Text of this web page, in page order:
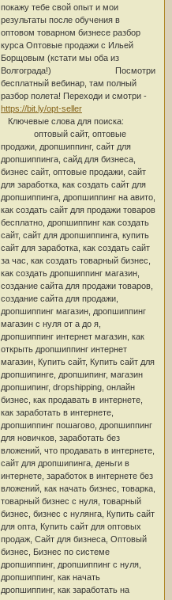
покажу тебе свой опыт и мои
результаты после обучения в
оптовом товарном бизнесе разбор
курса Оптовые продажи с Ильей
Борщовым (кстати мы оба из
Волгограда!) Посмотри
бесплатный вебинар, там полный
разбор полета! Переходи и смотри -
https://bit.ly/opt-seller
Ключевые слова для поиска:
оптовый сайт, оптовые
продажи, дропшиппинг, сайт для
дропшиппинга, сайд для бизнеса,
бизнес сайт, оптовые продажи, сайт
для заработка, как создать сайт для
дропшиппинга, дропшиппинг на авито,
как создать сайт для продажи товаров
бесплатно, дропшиппинг как создать
сайт, сайт для дропшиппинга, купить
сайт для заработка, как создать сайт
за час, как создать товарный бизнес,
как создать дропшиппинг магазин,
создание сайта для продажи товаров,
создание сайта для продажи,
дропшиппинг магазин, дропшиппинг
магазин с нуля от а до я,
дропшиппинг интернет магазин, как
открыть дропшиппинг интернет
магазин, Купить сайт, Купить сайт для
дропшипинге, дропшипинг, магазин
дропшипинг, dropshipping, онлайн
бизнес, как продавать в интернете,
как заработать в интернете,
дропшиппинг пошагово, дропшиппинг
для новичков, заработать без
вложений, что продавать в интернете,
сайт для дропшипинга, деньги в
интернете, заработок в интернете без
вложений, как начать бизнес, товарка,
товарный бизнес с нуля, товарный
бизнес, бизнес с нулянга, Купить сайт
для опта, Купить сайт для оптовых
продаж, Сайт для бизнеса, Оптовый
бизнес, Бизнес по системе
дропшиппинг, дропшиппинг с нуля,
дропшиппинг, как начать
дропшиппинг, как заработать на